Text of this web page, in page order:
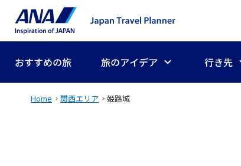
おすすめの旅 旅のアイデア 行き先
Home 関西エリア 姫路城